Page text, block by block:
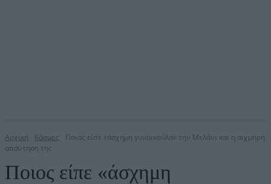
Αρχική Κόσμος
Ποιος είπε «άσχημη γυναικούλα» την Μελόνι και η αιχμηρή
απάντηση της
Ποιος είπε «άσχημη